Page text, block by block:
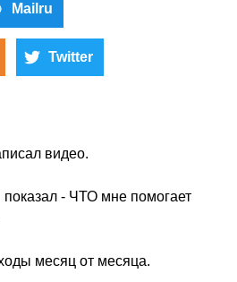
Mailru
Twitter
видео.
показал - ЧТО мне помогает
месяц от месяца.